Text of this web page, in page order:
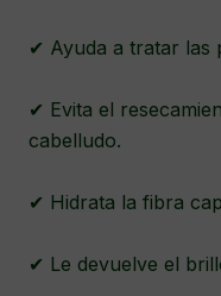
✔ Ayuda a tratar las
✔ Evita el
cabelludo.
✔ Hidrata la fibra
✔ Le devuelve el